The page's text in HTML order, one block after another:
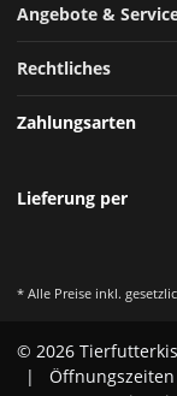
Angebote &
Rechtliches
Zahlungsarten
Lieferung per
* Alle Preise inkl.
© 2026
| Öffnungszeiten